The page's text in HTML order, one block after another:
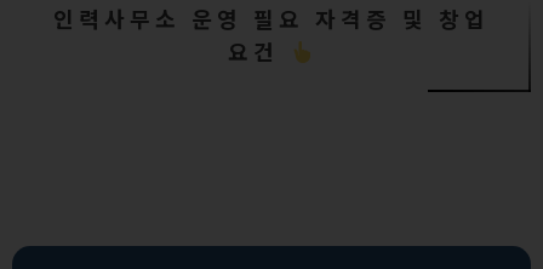
인력사무소 운영 필요 자격증 및 창업
요건